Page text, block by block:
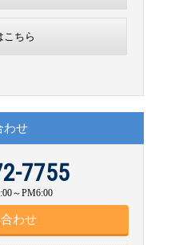
こちら
わせ
7755
～PM6:00
わせ